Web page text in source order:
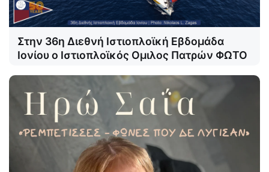
Στην 36η Διεθνή Ιστιοπλοϊκή Εβδομάδα
Ιονίου ο Ιστιοπλοϊκός Ομιλος Πατρών ΦΩΤΟ